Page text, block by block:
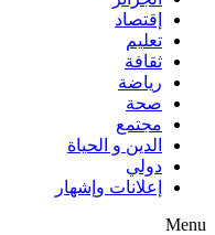
إقتصاد
تعليم
ثقافة
رياضة
صحة
مجتمع
الدين و الحياة
دولي
إعلانات وإشهار
Menu